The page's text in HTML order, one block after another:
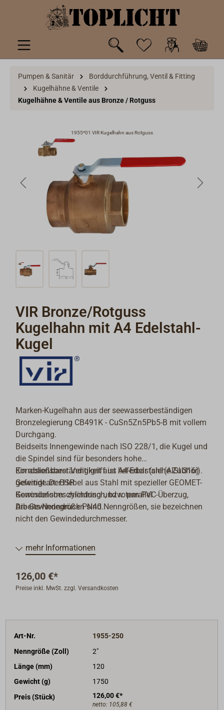
springen
Pumpen & Sanitär
Borddurchführung, Ventil & Fitting
Kugelhähne & Ventile
Kugelhähne & Ventile aus Bronze / Rotguss
1955*01 VIR Kugelhahn aus Rotguss
VIR Bronze/Rotguss
Kugelhahn mit A4 Edelstahl-
Kugel
Marken-Kugelhahn aus der seewasserbeständigen
Bronzelegierung CB491K - CuSn5Zn5Pb5-B mit vollem
Durchgang.
Beidseits Innengewinde nach ISO 228/1, die Kugel und
die Spindel sind für besonders hohe
Korrosionsbeständigkeit aus A4-Edelstahl (AISI 316)
gefertigt. Der Hebel aus Stahl mit spezieller GEOMET-
Korrosionsbeschichtung und rotem PVC-Überzug,
Arbeits-Nenndruck PN40.
Ein abließbarer Ventilgriff ist lieferbar (siehe Zubhör).
Gewindeart: BSP
Gewindeform: zylindrisch, bzw. parallel
Die Gewindegrößen sind Nenngrößen, sie bezeichnen
nicht den Gewindedurchmesser.
mehr Informationen
126,00 €*
Preise inkl. MwSt. zzgl. Versandkosten
Art-Nr.
1955-250
Nenngröße (Zoll)
2"
Länge (mm)
120
Gewicht (g)
1750
Preis (Stück)
126,00 €*
netto: 105,88 €